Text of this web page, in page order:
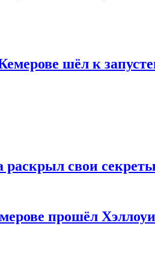
шёл к
свои секреты
прошёл